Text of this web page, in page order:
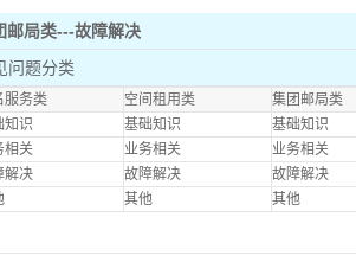
邮局类---故障解决
问题分类
服务类 空间租用类
集团邮局类
知识
基础知识
基础知识
相关
业务相关
业务相关
解决
故障解决
故障解决
其他 其他